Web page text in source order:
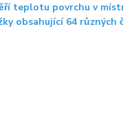
teplotu povrchu v
obsahující 64 různých